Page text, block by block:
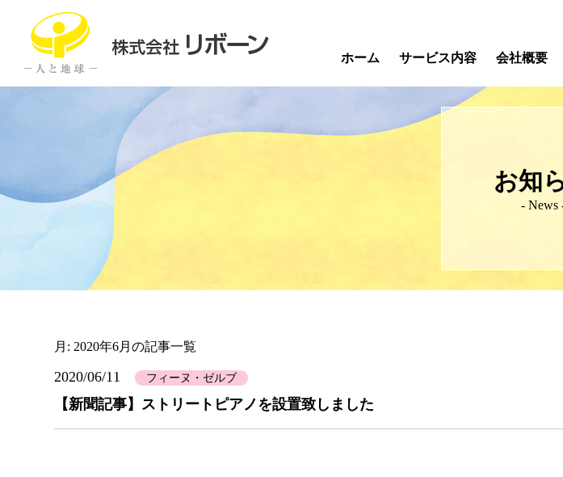
ホーム サービス内容 会社概要
お知
- News
月: 2020年6月の記事一覧
2020/06/11 フィーヌ・ゼルブ
【新聞記事】ストリートピアノを設置致しました